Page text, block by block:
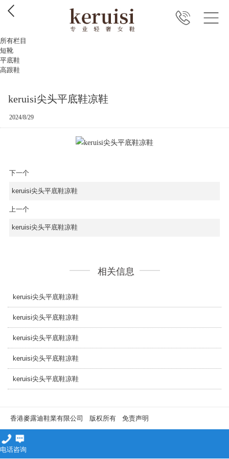
所有栏目
短靴
平底鞋
高跟鞋
keruisi尖头平底鞋凉鞋
2024/8/29
下一个
keruisi尖头平底鞋凉鞋
上一个
keruisi尖头平底鞋凉鞋
相关信息
keruisi尖头平底鞋凉鞋
keruisi尖头平底鞋凉鞋
keruisi尖头平底鞋凉鞋
keruisi尖头平底鞋凉鞋
keruisi尖头平底鞋凉鞋
香港麥露迪鞋業有限公司 版权所有 免责声明
电话咨询